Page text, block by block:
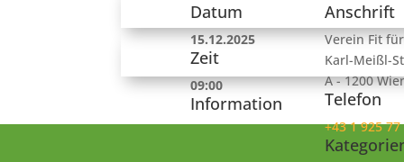
Datum
15.12.2025
Zeit
09:00
Information
Anschrift
Verein Fit
Karl-Meißl-
A - 1200
Telefon
+43 1 925 77